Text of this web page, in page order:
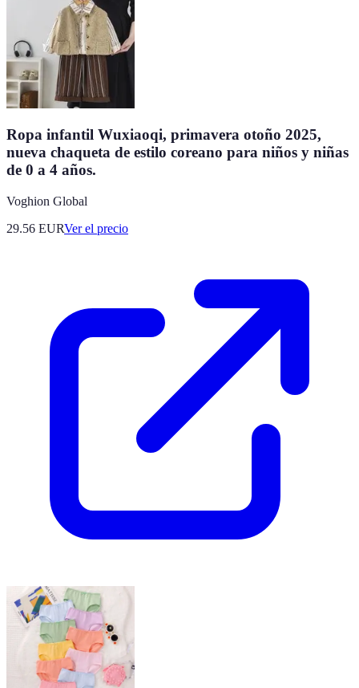
Ropa infantil Wuxiaoqi, primavera otoño 2025,
nueva chaqueta de estilo coreano para niños y niñas
de 0 a 4 años.
Voghion Global
29.56 EURVer el precio